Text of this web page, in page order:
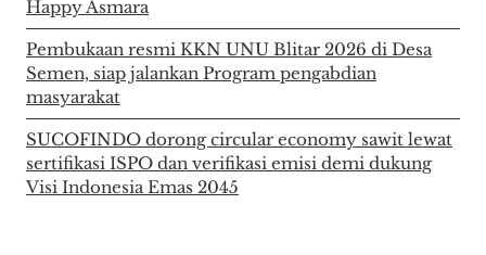
Happy Asmara
Pembukaan resmi KKN UNU Blitar 2026 di Desa
Semen, siap jalankan Program pengabdian
masyarakat
SUCOFINDO dorong circular economy sawit lewat
sertifikasi ISPO dan verifikasi emisi demi dukung
Visi Indonesia Emas 2045